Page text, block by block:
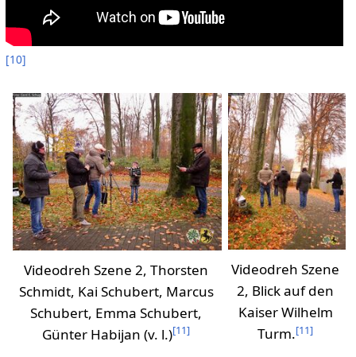
[10]
Videodreh Szene 2, Thorsten
Schmidt, Kai Schubert, Marcus
Schubert, Emma Schubert,
Günter Habijan (v. l.)[11]
Videodreh Szene
2, Blick auf den
Kaiser Wilhelm
Turm.[11]